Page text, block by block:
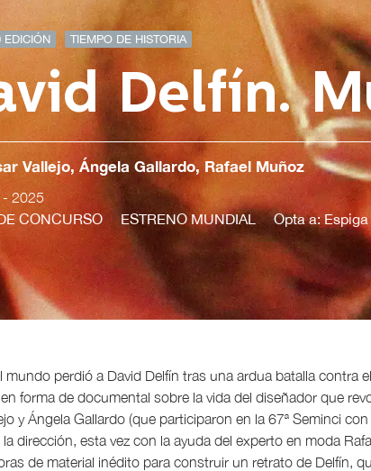
TIEMPO DE HISTORIA
Delfín.
Vallejo, Ángela Gallardo, Rafael Muñoz
- 2025
CONCURSO
ESTRENO MUNDIAL Opta a:
mundo perdió a David Delfín tras una ardua batalla contra
forma de documental sobre la vida del diseñador que
y Ángela Gallardo (que participaron en la 67ª Seminci
la dirección, esta vez con la ayuda del experto en moda
de material inédito para construir un retrato de Delfín,